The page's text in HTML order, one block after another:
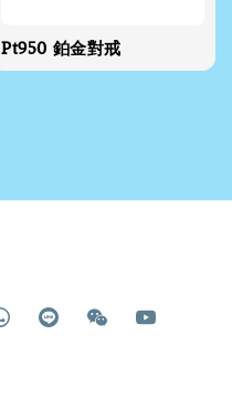
Pt950 鉑金對戒